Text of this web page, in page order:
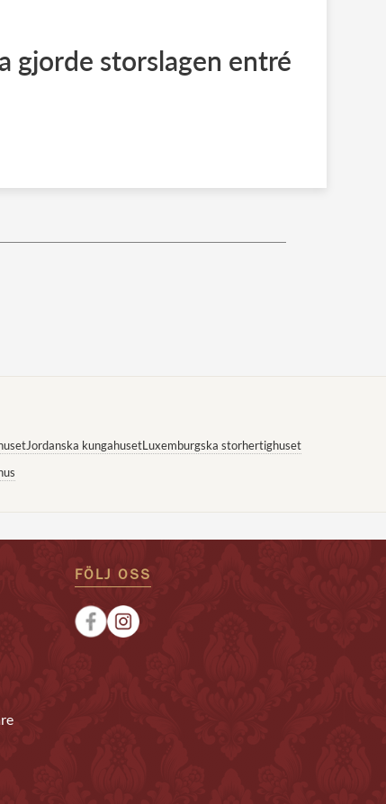
gjorde storslagen entré
Jordanska kungahusetLuxemburgska storhertighuset
FÖLJ OSS